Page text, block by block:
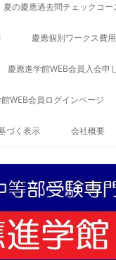
夏の慶應過去問チェックコ
慶應個別ワークス費
慶應進学館WEB会員入会申
WEB会員ログインページ
づく表示 会社概要